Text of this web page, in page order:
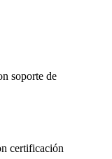
soporte de
certificación